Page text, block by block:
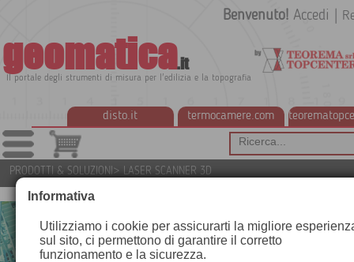
geomatica.it
Il portale degli strumenti di misura per l'edilizia e la topografia
disto.it termocamere.com
Benvenuto! Accedi
PRODOTTI & SOLUZIONI> LASER SCANNER 3D
Informativa
Utilizziamo i cookie per assicurarti la migliore
sul sito, ci permettono di garantire il corretto
funzionamento e la sicurezza.